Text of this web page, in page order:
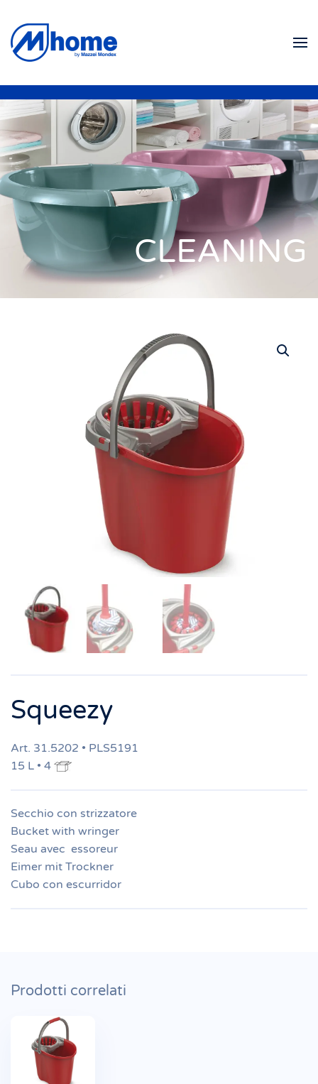
Skip to main content
CLEANING
Squeezy
Art. 31.5202 • PLS5191
15 L • 4
Secchio con strizzatore
Bucket with wringer
Seau avec essoreur
Eimer mit Trockner
Cubo con escurridor
Prodotti correlati